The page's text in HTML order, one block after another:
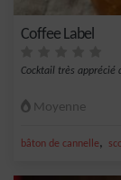
Coffee Label
Cocktail très apprécié
Moyenne
bâton de cannelle,